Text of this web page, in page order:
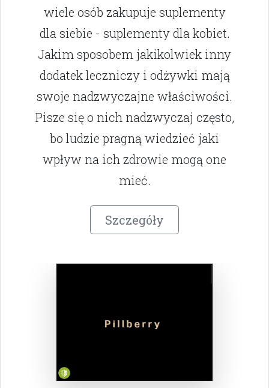
wiele osób zakupuje suplementy
dla siebie - suplementy dla kobiet.
Jakim sposobem jakikolwiek inny
dodatek leczniczy i odżywki mają
swoje nadzwyczajne właściwości.
Pisze się o nich nadzwyczaj często,
bo ludzie pragną wiedzieć jaki
wpływ na ich zdrowie mogą one
mieć.
Szczegóły